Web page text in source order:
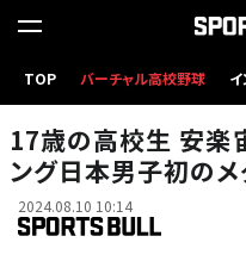
TOP バーチャル高校野球
17歳の高校生 安楽
ング日本男子初の
2024.08.10 10:14